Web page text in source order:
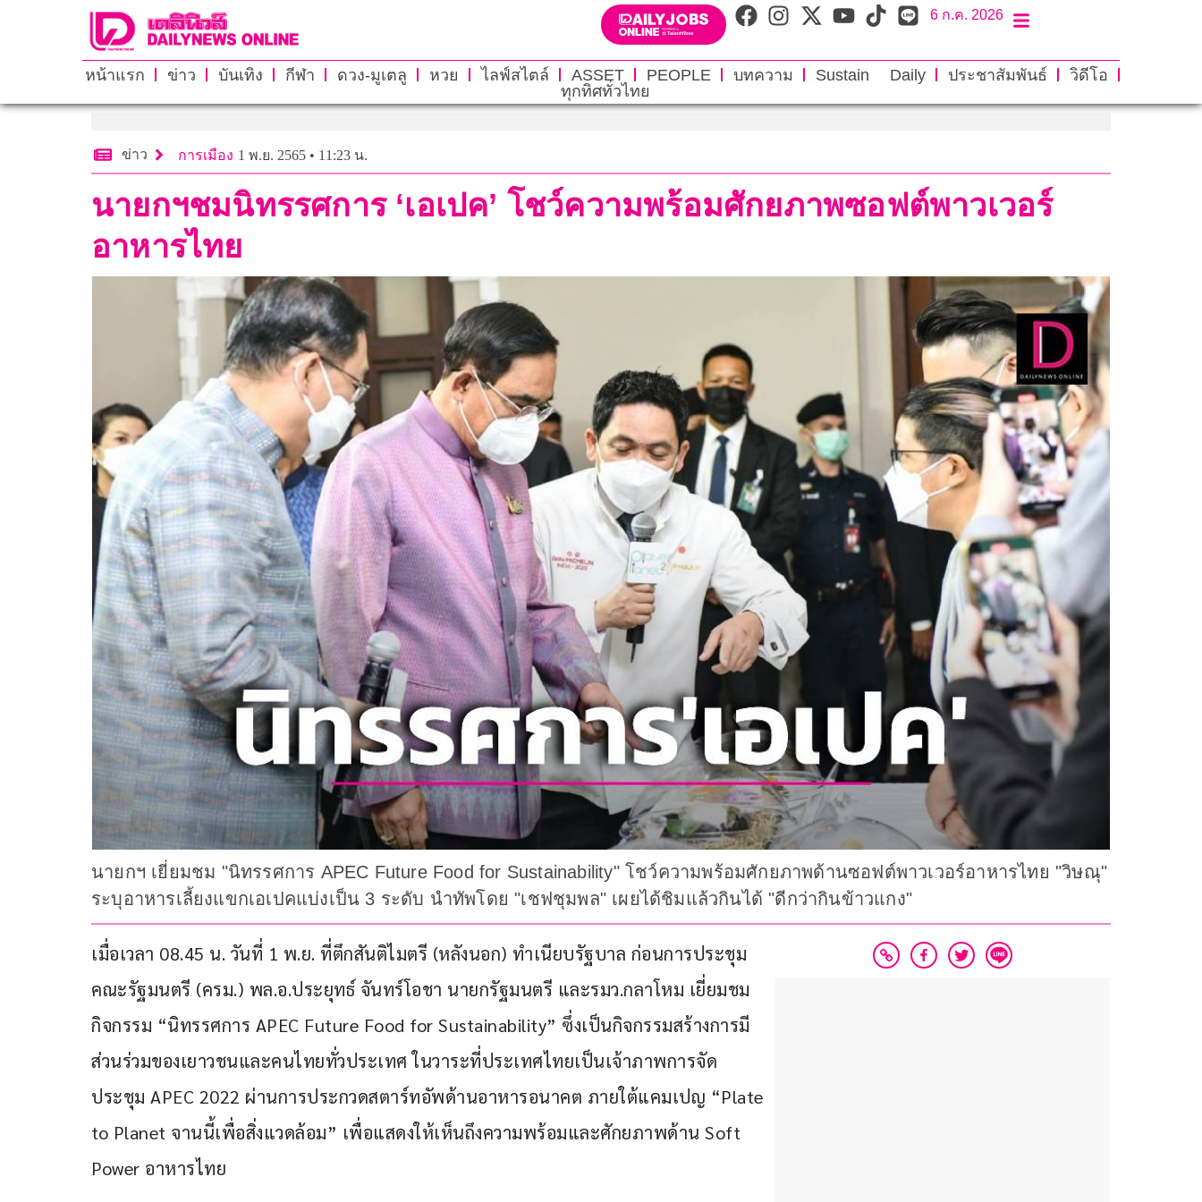
6 ก.ค. 2026
หน้าแรก ข่าว บันเทิง กีฬา ดวง-มูเตลู หวย ไลฟ์สไตล์ ASSET PEOPLE บทความ Sustain Daily ประชาสัมพันธ์
วิดีโอ
ทุกทิศทั่วไทย
ข่าว การเมือง 1 พ.ย. 2565 • 11:23 น.
นายกฯชมนิทรรศการ ‘เอเปค’ โชว์ความพร้อมศักยภาพซอฟต์พาวเวอร์
อาหารไทย
นายกฯ เยี่ยมชม "นิทรรศการ APEC Future Food for Sustainability" โชว์ความพร้อมศักยภาพด้านซอฟต์พาวเวอร์อาหารไทย "วิษณุ"
ระบุอาหารเลี้ยงแขกเอเปคแบ่งเป็น 3 ระดับ นำทัพโดย "เชฟชุมพล" เผยได้ชิมแล้วกินได้ "ดีกว่ากินข้าวแกง"
เมื่อเวลา 08.45 น. วันที่ 1 พ.ย. ที่ตึกสันติไมตรี (หลังนอก) ทำเนียบรัฐบาล ก่อนการประชุม
คณะรัฐมนตรี (ครม.) พล.อ.ประยุทธ์ จันทร์โอชา นายกรัฐมนตรี และรมว.กลาโหม เยี่ยมชม
กิจกรรม “นิทรรศการ APEC Future Food for Sustainability” ซึ่งเป็นกิจกรรมสร้างการมี
ส่วนร่วมของเยาวชนและคนไทยทั่วประเทศ ในวาระที่ประเทศไทยเป็นเจ้าภาพการจัด
ประชุม APEC 2022 ผ่านการประกวดสตาร์ทอัพด้านอาหารอนาคต ภายใต้แคมเปญ “Plate
to Planet จานนี้เพื่อสิ่งแวดล้อม” เพื่อแสดงให้เห็นถึงความพร้อมและศักยภาพด้าน Soft
Power อาหารไทย